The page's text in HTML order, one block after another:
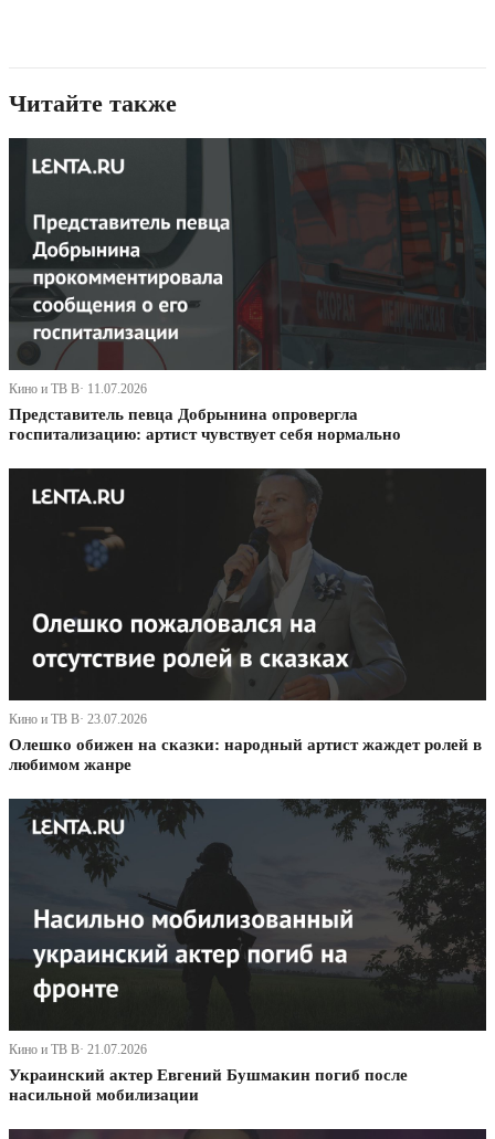
Читайте также
Кино и ТВ В· 11.07.2026
Представитель певца Добрынина опровергла
госпитализацию: артист чувствует себя нормально
Кино и ТВ В· 23.07.2026
Олешко обижен на сказки: народный артист жаждет ролей в
любимом жанре
Кино и ТВ В· 21.07.2026
Украинский актер Евгений Бушмакин погиб после
насильной мобилизации